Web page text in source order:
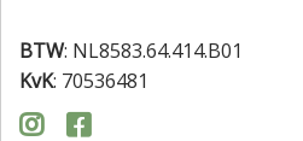
BTW: NL8583.64.414.B01
KvK: 70536481
 